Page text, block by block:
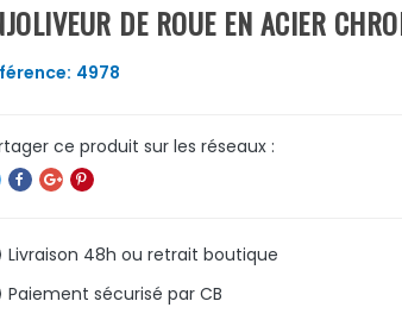
DE ROUE EN ACIER
4978
Livraison 48h ou retrait boutique
Paiement sécurisé par CB